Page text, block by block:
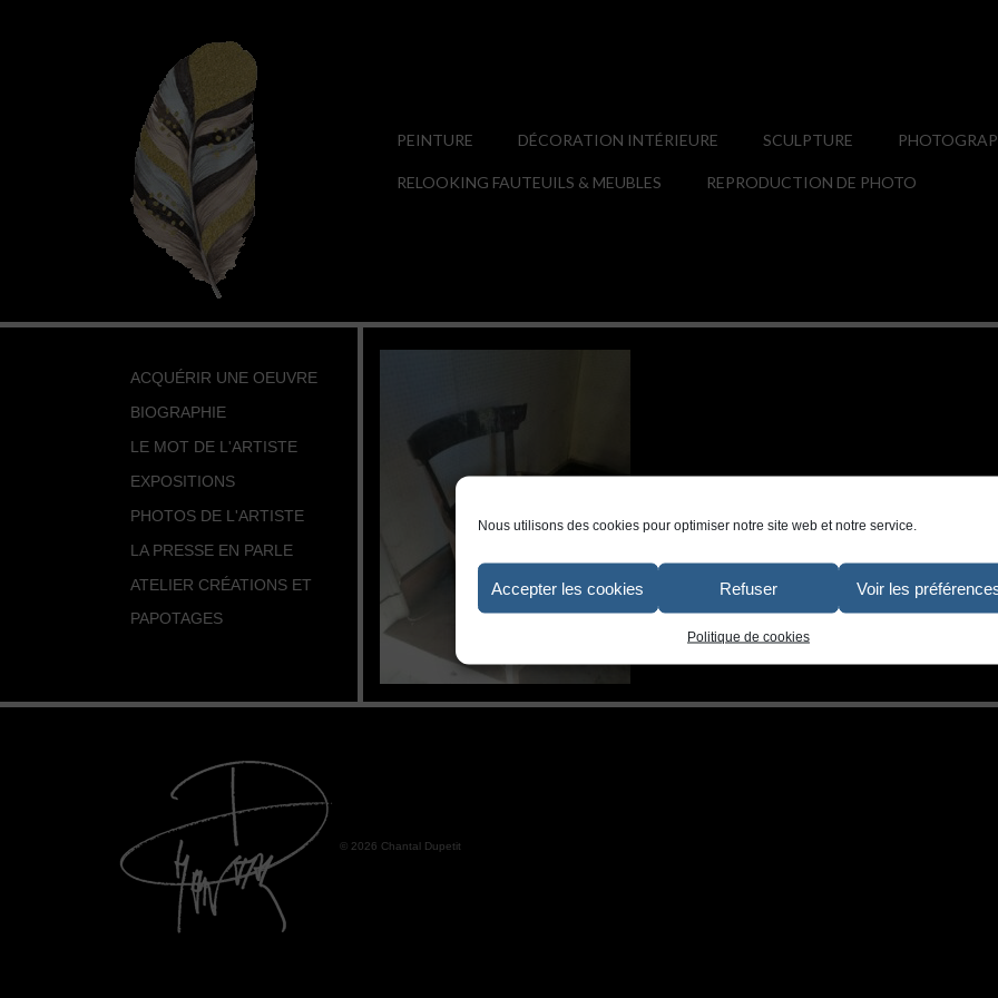
Nous utilisons des cookies pour optimiser notre site web et notre service.
Accepter les cookies Refuser Voir les
Politique de cookies
PEINTURE DÉCORATION INTÉRIEURE SCULPTURE
RELOOKING FAUTEUILS & MEUBLES REPRODUCTION DE PHOTO
ACQUÉRIR UNE OEUVRE
BIOGRAPHIE
LE MOT DE L'ARTISTE
EXPOSITIONS
PHOTOS DE L'ARTISTE
LA PRESSE EN PARLE
ATELIER CRÉATIONS ET
PAPOTAGES
© 2026 Chantal Dupetit